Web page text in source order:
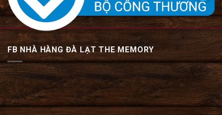
FB NHÀ HÀNG ĐÀ LẠT THE MEMORY